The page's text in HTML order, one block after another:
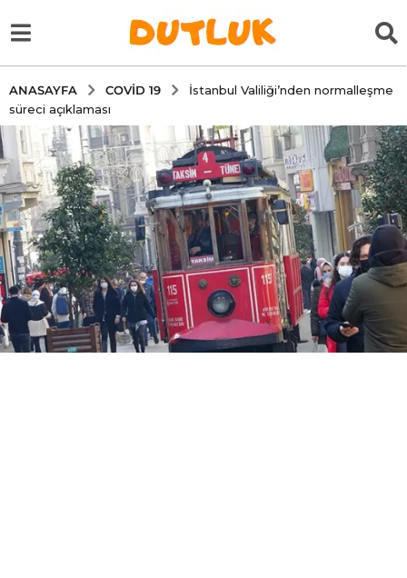
ANASAYFA COVID 19
İstanbul Valiliği’nden normalleşme
süreci açıklaması